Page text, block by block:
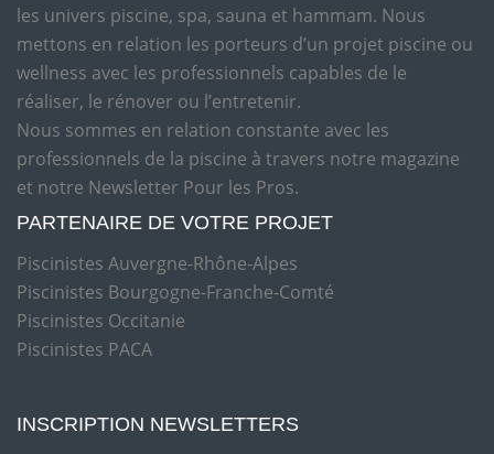
les univers piscine, spa, sauna et hammam. Nous
mettons en relation les porteurs d’un projet piscine ou
wellness avec les professionnels capables de le
réaliser, le rénover ou l’entretenir.
Nous sommes en relation constante avec les
professionnels de la piscine à travers notre magazine
et notre Newsletter Pour les Pros.
PARTENAIRE DE VOTRE PROJET
Piscinistes Auvergne-Rhône-Alpes
Piscinistes Bourgogne-Franche-Comté
Piscinistes Occitanie
Piscinistes PACA
INSCRIPTION NEWSLETTERS